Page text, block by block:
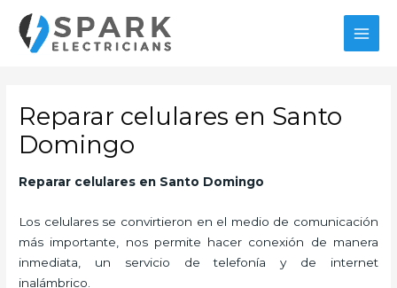
contenido
Reparar celulares en Santo
Domingo
Reparar celulares en Santo Domingo
Los celulares se convirtieron en el medio de comunicación
más importante, nos permite hacer conexión de manera
inmediata, un servicio de telefonía y de internet
inalámbrico.